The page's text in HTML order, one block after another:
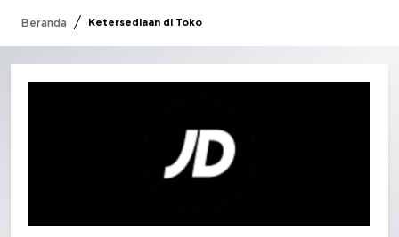
Beranda / Ketersediaan di Toko